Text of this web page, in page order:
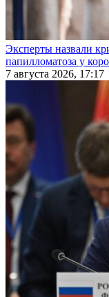
Эксперты назвали
папилломатоза у
7 августа 2026, 17:17